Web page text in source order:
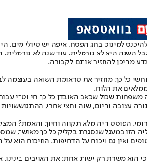
למינוס בחג הפסח, איפה יש טיולי מים,
מהיכן להחזיר אותם לקבורה.
ה-7 באוקטובר חי וכואב עבורנו ומוחשי כל כך, מחזיר
את הלוח.
משפחות שכול שכאב האובדן כל כך חי וטרי
עצובה והיום, שנה וחצי אחרי,
הפוסט היה מלא תקווה וחיוך. והאמת?
הזו במעגל שנסגרת בקליק כל כך מאושר,
ואין גם ויכוח על הדחיפות. הוויכוח הוא
כי הוא משרת רק ישות אחת: את האויבים